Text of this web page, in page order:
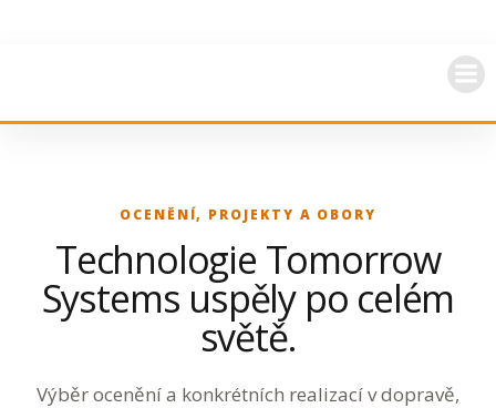
OCENĚNÍ, PROJEKTY A OBORY
Technologie Tomorrow
Systems uspěly po celém
světě.
Výběr ocenění a konkrétních realizací v dopravě,